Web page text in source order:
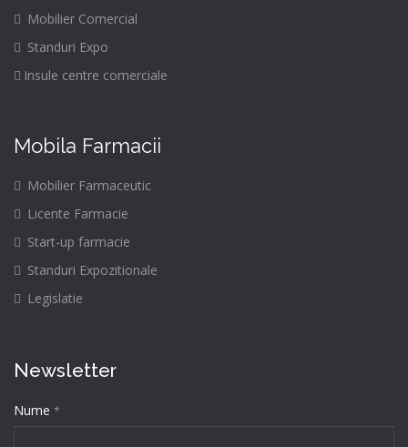
Mobilier Comercial
Standuri Expo
Insule centre comerciale
Mobila Farmacii
Mobilier Farmaceutic
Licente Farmacie
Start-up farmacie
Standuri Expozitionale
Legislatie
Newsletter
Nume *